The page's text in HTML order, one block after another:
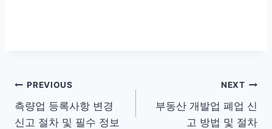
글
탐
PREVIOUS
측량업 등록사항 변경
신고 절차 및 필수 정보
NEXT
부동산 개발업 폐업 신
고 방법 및 절차